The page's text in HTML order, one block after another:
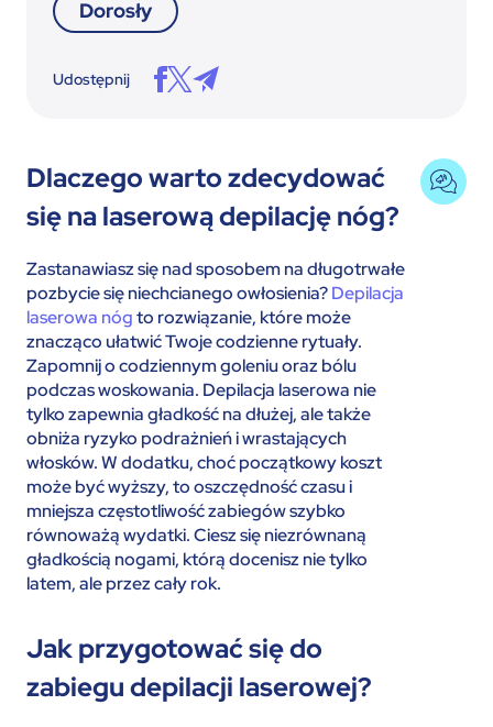
Dorosły
Udostępnij
Dlaczego warto zdecydować
się na laserową depilację nóg?
Zastanawiasz się nad sposobem na długotrwałe
pozbycie się niechcianego owłosienia?Depilacja
laserowa nógto rozwiązanie, które może
znacząco ułatwić Twoje codzienne rytuały.
Zapomnij o codziennym goleniu oraz bólu
podczas woskowania. Depilacja laserowa nie
tylko zapewnia gładkość na dłużej, ale także
obniża ryzyko podrażnień i wrastających
włosków. W dodatku, choć początkowy koszt
może być wyższy, to oszczędność czasu i
mniejsza częstotliwość zabiegów szybko
równoważą wydatki. Ciesz się niezrównaną
gładkością nogami, którą docenisz nie tylko
latem, ale przez cały rok.
Jak przygotować się do
zabiegu depilacji laserowej?